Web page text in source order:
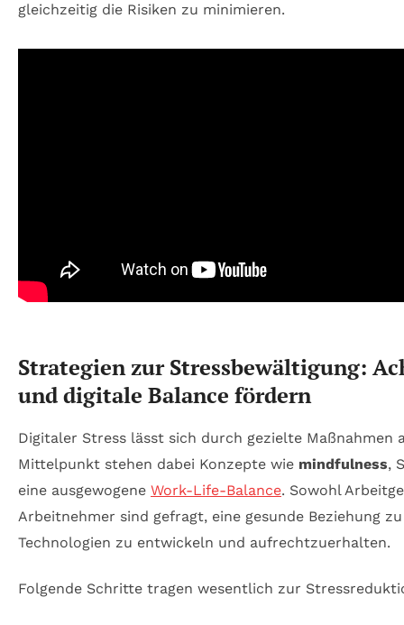
gleichzeitig die Risiken zu minimieren.
Strategien zur Stressbewältigung:
und digitale Balance fördern
Digitaler Stress lässt sich durch gezielte Maßnahmen
Mittelpunkt stehen dabei Konzepte wie mindfulness,
eine ausgewogene Work-Life-Balance. Sowohl
Arbeitnehmer sind gefragt, eine gesunde Beziehung
Technologien zu entwickeln und aufrechtzuerhalten.
Folgende Schritte tragen wesentlich zur